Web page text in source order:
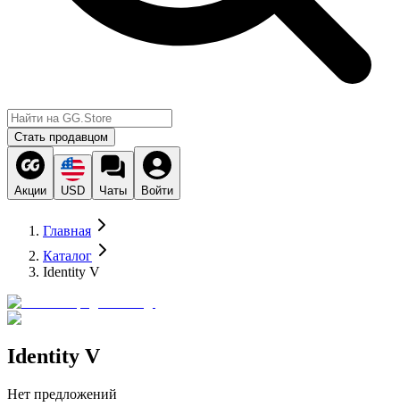
Стать продавцом
Акции USD Чаты Войти
Главная
Каталог
Identity V
Identity V
Нет предложений